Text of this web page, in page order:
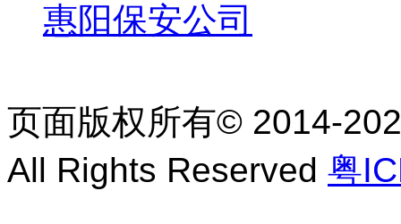
惠阳保安公司
页面版权所有© 2014-
All Rights Reserved 粤